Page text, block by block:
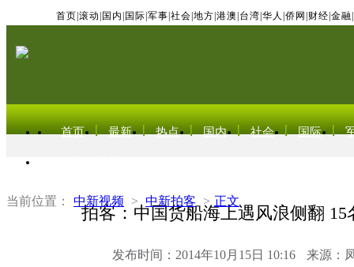
首页 滚动 国内 国际 军事 社会 地方 港澳 台湾 华人 侨网 财经 金融
首页 最新 热点 国内 社会 国际
当前位置： 中新视频 > 中新拍客 > 正文
拍客：中国货船海上遇风浪侧翻 15
发布时间：2014年10月15日 10:16 来源：